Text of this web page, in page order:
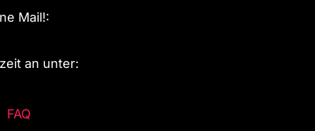
Mail!:
an unter:
FAQ